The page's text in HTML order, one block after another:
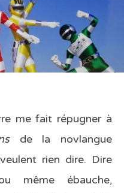
me fait répugner à
de la novlangue
rien dire. Dire
même ébauche,